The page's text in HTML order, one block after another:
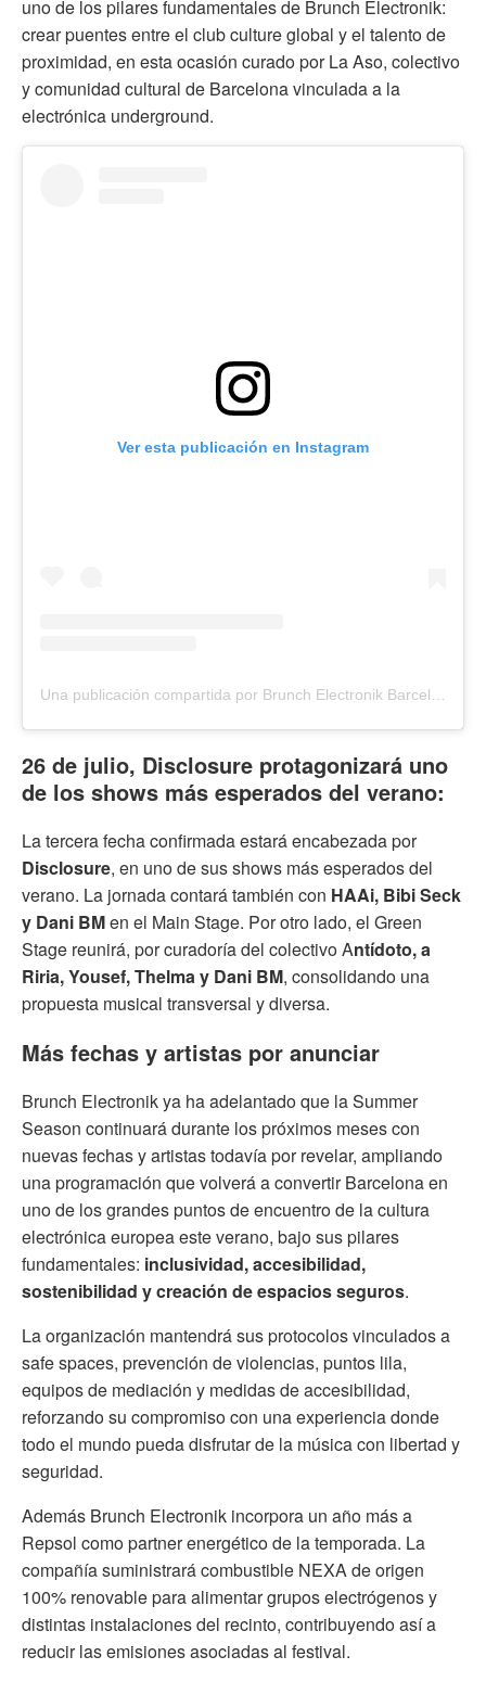
uno de los pilares fundamentales de Brunch Electronik:
crear puentes entre el club culture global y el talento de
proximidad, en esta ocasión curado por La Aso, colectivo
y comunidad cultural de Barcelona vinculada a la
electrónica underground.
Ver esta publicación en Instagram
Una publicación compartida por Brunch Electronik Barcelona (@brunchbcn)
26 de julio, Disclosure protagonizará uno
de los shows más esperados del verano:
La tercera fecha confirmada estará encabezada por
Disclosure, en uno de sus shows más esperados del
verano. La jornada contará también con HAAi, Bibi Seck
y Dani BMen el Main Stage. Por otro lado, el Green
Stage reunirá, por curadoría del colectivo Antídoto, a
Riria, Yousef, Thelma y Dani BM, consolidando una
propuesta musical transversal y diversa.
Más fechas y artistas por anunciar
Brunch Electronik ya ha adelantado que la Summer
Season continuará durante los próximos meses con
nuevas fechas y artistas todavía por revelar, ampliando
una programación que volverá a convertir Barcelona en
uno de los grandes puntos de encuentro de la cultura
electrónica europea este verano, bajo sus pilares
fundamentales: inclusividad, accesibilidad,
sostenibilidad y creación de espacios seguros.
La organización mantendrá sus protocolos vinculados a
safe spaces, prevención de violencias, puntos lila,
equipos de mediación y medidas de accesibilidad,
reforzando su compromiso con una experiencia donde
todo el mundo pueda disfrutar de la música con libertad y
seguridad.
Además Brunch Electronik incorpora un año más a
Repsol como partner energético de la temporada. La
compañía suministrará combustible NEXA de origen
100% renovable para alimentar grupos electrógenos y
distintas instalaciones del recinto, contribuyendo así a
reducir las emisiones asociadas al festival.